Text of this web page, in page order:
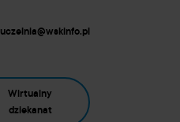
uczelnia@wskinfo.pl
Wirtualny
dziekanat